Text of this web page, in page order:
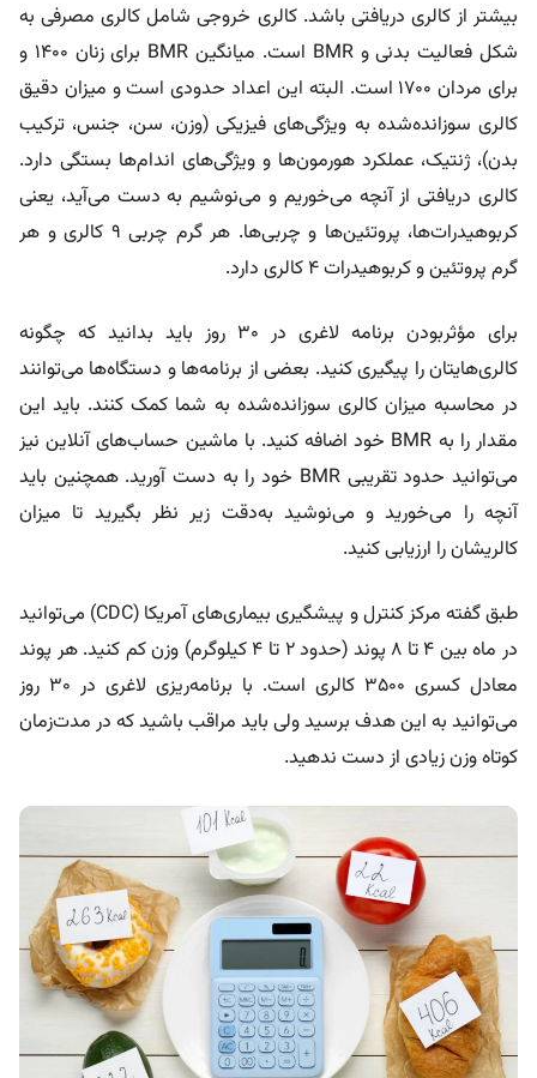
بیشتر از کالری دریافتی باشد. کالری خروجی شامل کالری مصرفی به
شکل فعالیت بدنی و BMR است. میانگین BMR برای زنان ۱۴۰۰ و
برای مردان ۱۷۰۰ است. البته این اعداد حدودی است و میزان دقیق
کالری سوزانده‌شده به ویژگی‌های فیزیکی (وزن، سن، جنس، ترکیب
بدن)، ژنتیک، عملکرد هورمون‌ها و ویژگی‌های اندام‌ها بستگی دارد.
کالری دریافتی از آنچه می‌خوریم و می‌نوشیم به دست می‌آید، یعنی
کربوهیدرات‌ها، پروتئین‌ها و چربی‌ها. هر گرم چربی ۹ کالری و هر
گرم پروتئین و کربوهیدرات ۴ کالری دارد.
برای مؤثربودن برنامه لاغری در ۳۰ روز باید بدانید که چگونه
کالری‌هایتان را پیگیری کنید. بعضی از برنامه‌ها و دستگاه‌ها می‌توانند
در محاسبه میزان کالری سوزانده‌شده به شما کمک کنند. باید این
مقدار را به BMR خود اضافه کنید. با ماشین حساب‌های آنلاین نیز
می‌توانید حدود تقریبی BMR خود را به دست آورید. همچنین باید
آنچه را می‌خورید و می‌نوشید به‌دقت زیر نظر بگیرید تا میزان
کالریشان را ارزیابی کنید.
طبق گفته مرکز کنترل و پیشگیری بیماری‌های آمریکا (CDC) می‌توانید
در ماه بین ۴ تا ۸ پوند (حدود ۲ تا ۴ کیلوگرم) وزن کم کنید. هر پوند
معادل کسری ۳۵۰۰ کالری است. با برنامه‌ریزی لاغری در ۳۰ روز
می‌توانید به این هدف برسید ولی باید مراقب باشید که در مدت‌زمان
کوتاه وزن زیادی از دست ندهید.